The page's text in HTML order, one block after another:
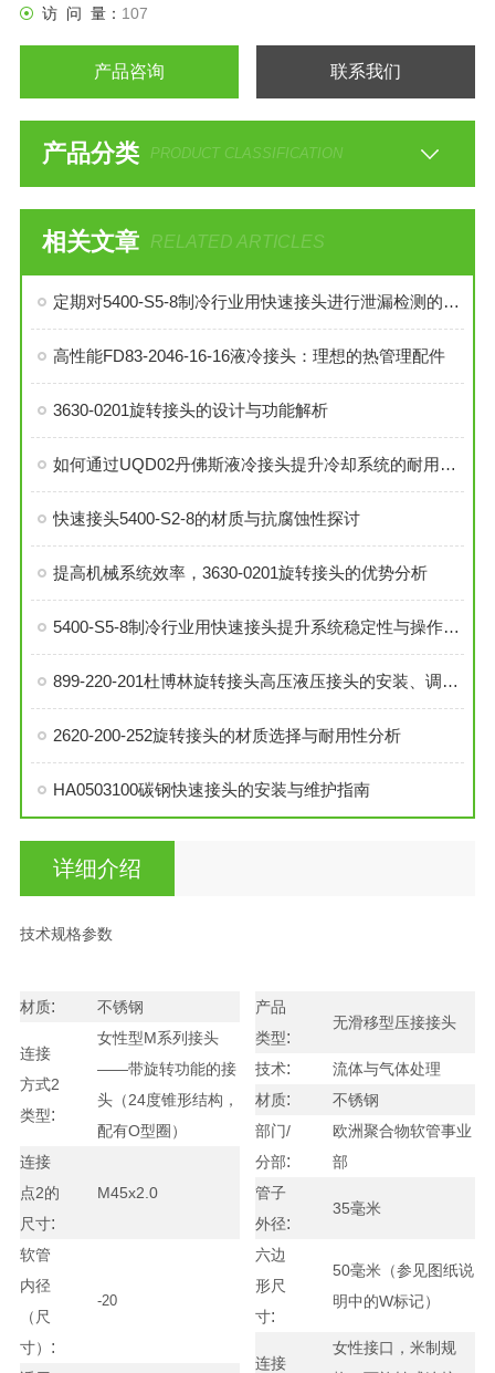
访 问 量： 107
产品咨询 联系我们
产品分类 PRODUCT CLASSIFICATION
相关文章 RELATED ARTICLES
定期对5400-S5-8制冷行业用快速接头进行泄漏检测的必要性与操作方法
高性能FD83-2046-16-16液冷接头：理想的热管理配件
3630-0201旋转接头的设计与功能解析
如何通过UQD02丹佛斯液冷接头提升冷却系统的耐用性？
快速接头5400-S2-8的材质与抗腐蚀性探讨
提高机械系统效率，3630-0201旋转接头的优势分析
5400-S5-8制冷行业用快速接头提升系统稳定性与操作便捷性
899-220-201杜博林旋转接头高压液压接头的安装、调试与维护技巧
2620-200-252旋转接头的材质选择与耐用性分析
HA0503100碳钢快速接头的安装与维护指南
详细介绍
技术规格参数
材质: 不锈钢
连接
方式2
类型:
女性型M系列接头
——带旋转功能的接
头（24度锥形结构，
配有O型圈）
连接
点2的
尺寸:
M45x2.0
软管
内径
（尺
寸） :
-20
产品
类型:
无滑移型压接接头
技术:
流体与气体处理
材质:
不锈钢
部门/
分部:
欧洲聚合物软管事业
部
管子
外径:
35毫米
六边
形尺
寸:
50毫米（参见图纸说
明中的W标记）
连接
女性接口，米制规